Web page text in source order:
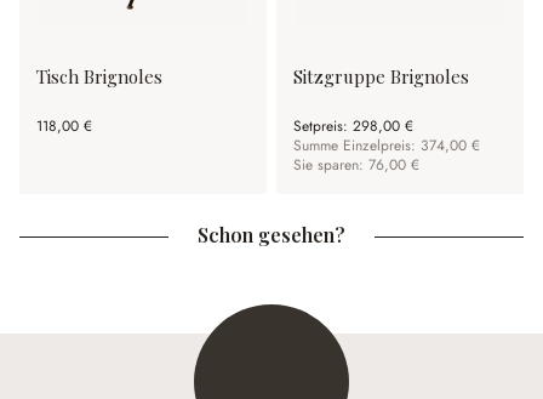
Tisch Brignoles
118,00 €
Sitzgruppe Brignoles
Setpreis: 298,00 €
Summe Einzelpreis: 374,00 €
Sie sparen: 76,00 €
Schon gesehen?